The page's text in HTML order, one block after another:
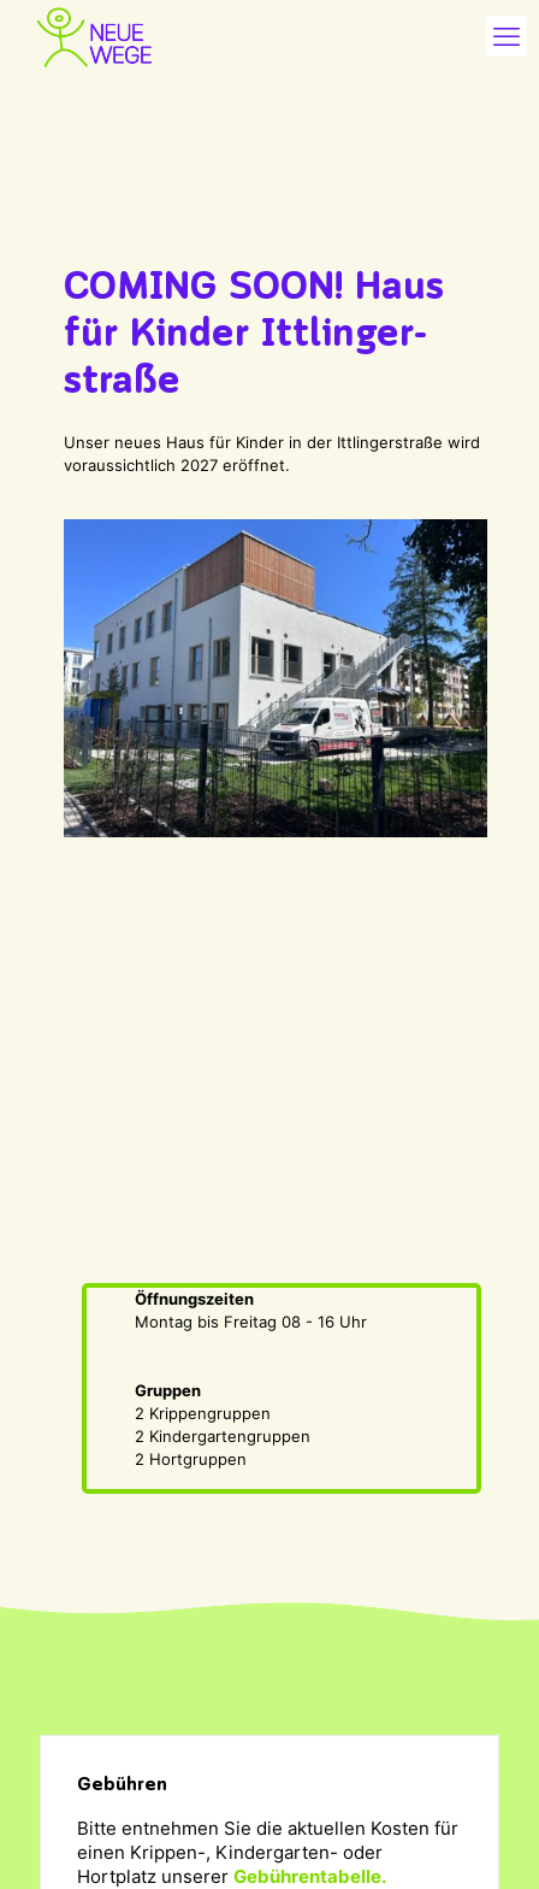
COMING SOON! Haus
für Kinder Ittlinger­
straße
Unser neues Haus für Kinder in der Ittlingerstraße wird
voraussichtlich 2027 eröffnet.
Öffnungszeiten
Montag bis Freitag 08 - 16 Uhr
Gruppen
2 Krippengruppen
2 Kindergartengruppen
2 Hortgruppen
Gebühren
Bitte entnehmen Sie die aktuellen Kosten für
einen Krippen-, Kindergarten- oder
Hortplatz unserer Gebührentabelle.